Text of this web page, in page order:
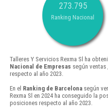
273.795
Ranking Nacional
Talleres Y Servicios Rexma Sl ha
Nacional de Empresas según ventas
respecto al año 2023.
En el Ranking de Barcelona según
Rexma Sl en 2024 ha conseguido la
posiciones respecto al año 2023.